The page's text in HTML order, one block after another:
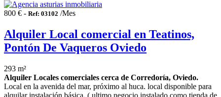
800 € - Ref: 03102 /Mes
Alquiler Local comercial en Teatinos,
Pontón De Vaqueros Oviedo
293 m²
Alquiler Locales comerciales cerca de Corredoría, Oviedo.
Local en la avenida del mar, próximo al huca. local disponible para
alquilar instalación básica, ( ultimo negocio instalado como tienda de